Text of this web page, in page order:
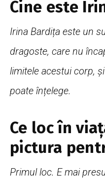
Cine este
Irina Bardița este un
dragoste, care nu
limitele acestui corp,
poate înțelege.
Ce loc în
pictura
Primul loc. E mai